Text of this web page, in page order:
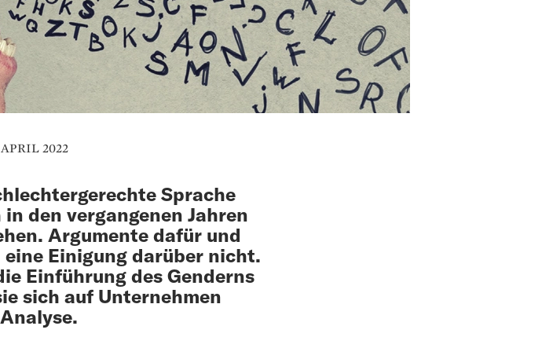
2022
Sprache
den vergangenen Jahren
Argumente dafür und
eine Einigung darüber nicht.
Einführung des Genderns
sich auf Unternehmen